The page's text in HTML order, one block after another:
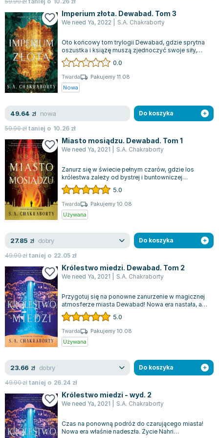
Książki o naukach politycznych dla studentów
Książki do nauk przyrodniczych dla studentów
Książki do nauk społecznych dla studentów
Książki do nauk ścisłych dla studentów
Prawo - książki dla studentów
Technologia żywności - książki
Zarządzanie i marketing - książki
Podręczniki dla nauczycieli - metodyka
Repetytoria, testy i materiały pomocnicze
Bolesław Prus
Clive Cussler
Wanda Chotomska
Józef Ignacy Kraszewski
Clive Staples Lewis
Martyna Wojciechowska
Melissa De la Cruz
Jaś Kapela
Agatha Christie
Witold Gadowski
Jan Pietrzak
Marcin Kowalczyk
Piotr Zychowicz
Joanna Jabłczyńska
Piotr Kościelny
Jan Piński
Agata Passent
Michel Moran
Maciej Orłoś
Jo Nesbo
Katarzyna Miller
Antoine de Saint Exupery
Lew Tołstoj
Mark Twain
Marcin Meller
ks. Piotr Pawlukiewicz
Jarosław Sokołowski
Piotr Latocha
Michael Scott
Piotr Semka
Jarosław Iwaszkiewicz
Imperium złota. Dewabad. Tom 3
We need Ya, 2022 S.A. Chakraborty
Oto końcowy tom trylogii Dewabad, gdzie sprytna
oszustka i książę muszą zjednoczyć swoje siły,
aby uchronić magiczne królestwo prz...
0.0
Twarda
Pakujemy 11.08
Nowa
49.64 zł nowa
59.90złtaniej o 10.26 zł
Do koszyka
Miasto mosiądzu. Dewabad. Tom 1
We need Ya, 2021 S.A. Chakraborty
Zanurz się w świecie pełnym czarów, gdzie los
królestwa zależy od bystrej i buntowniczej
kanciarzyski. Nahri, choć nigdy nie wierz...
5.0
Twarda
Pakujemy 10.08
Używana
27.85 zł dobry
49.90złtaniej o 22.05 zł
Do koszyka
Królestwo miedzi. Dewabad. Tom 2
We need Ya, 2021 S.A. Chakraborty
Przygotuj się na ponowne zanurzenie w magicznej
atmosferze miasta Dewabad! Nowa era nastała, a
życie Nahri nieodwracalnie się odmi...
5.0
Twarda
Pakujemy 10.08
Używana
23.66 zł dobry
49.90złtaniej o 26.24 zł
Do koszyka
Królestwo miedzi - wyd. 2
We need Ya, 2021 S.A. Chakraborty
Czas na ponowną podróż do czarującego miasta!
Nowa era właśnie nadeszła. Życie Nahri